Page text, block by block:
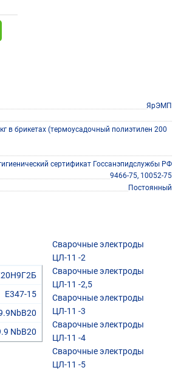
ЯрЭМП
в брикетах (термоусадочный полиэтилен 200
сертификат Госсанэпидслужбы РФ
9466-75, 10052-75
Постоянный
E347-15
NbB20
Сварочные электроды
ЦЛ-11 -2
Сварочные электроды
ЦЛ-11 -2,5
Сварочные электроды
ЦЛ-11 -3
Сварочные электроды
ЦЛ-11 -4
Сварочные электроды
ЦЛ-11 -5